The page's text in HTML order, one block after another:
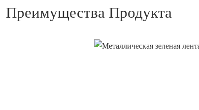
Преимущества Продукта